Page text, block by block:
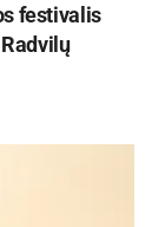
festivalis